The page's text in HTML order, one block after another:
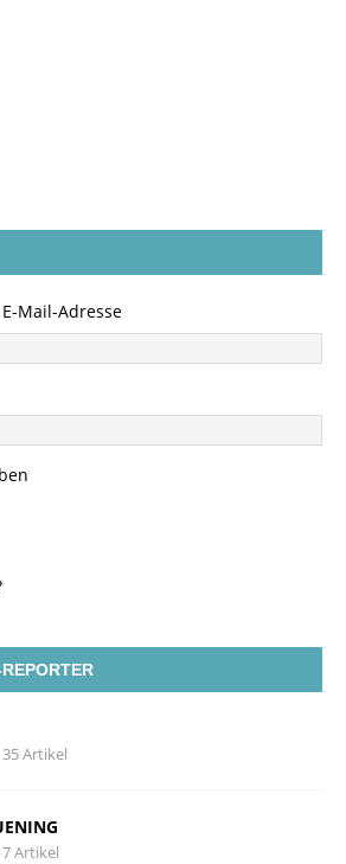
Mail-Adresse
Artikel
Artikel